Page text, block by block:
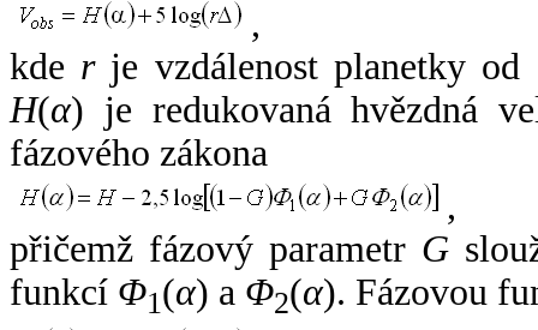
,
kde rje vzdálenost planetky od
H(α) je redukovaná hvězdná
fázového zákona
,
přičemž fázový parametr G
funkcí Φ1(α) a Φ2(α). Fázovou